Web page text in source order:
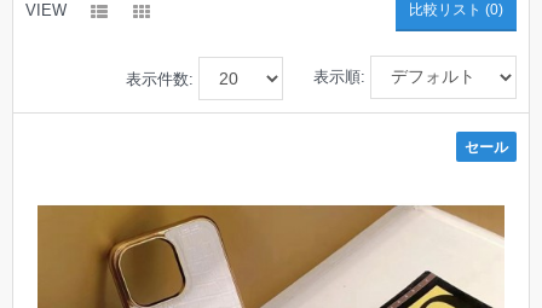
VIEW 比較リスト (0)
表示順:
表示件数:
セール